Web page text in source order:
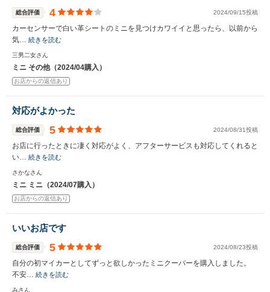
総合評価 4 2024/09/15投稿
カーセンサーで白い革シートのミニを見つけカワイイと思ったら、以前から
気… 続きを読む
三男二女さん
ミニ その他（2024/04購入）
お店からの返信あり
対応がよかった
総合評価 5 2024/08/31投稿
お店に行ったときに凄く対応がよく、アフターサービスも対応してくれると
い… 続きを読む
さかなさん
ミニ ミニ（2024/07購入）
お店からの返信あり
いいお店です
総合評価 5 2024/08/23投稿
自分の初マイカーとしてずっと欲しかったミニクーパーを購入しました。
不安… 続きを読む
みさん